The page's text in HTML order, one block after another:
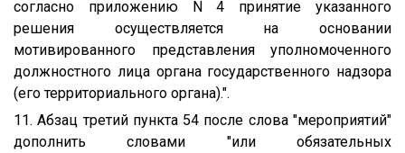
согласно приложению N 4 принятие указанного
решения осуществляется на основании
мотивированного представления уполномоченного
должностного лица органа государственного надзора
(его территориального органа).".
11. Абзац третий пункта 54 после слова "мероприятий"
дополнить словами "или обязательных